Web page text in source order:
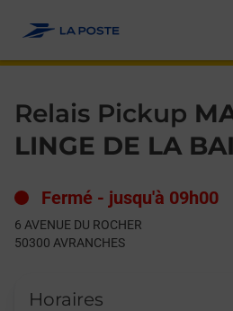
Relais Pickup
LINGE DE LA
Fermé - jusqu'à 09h00
6 AVENUE DU ROCHER
50300 AVRANCHES
Horaires